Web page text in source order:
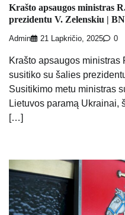
Krašto apsaugos ministras
prezidentu V. Zelenskiu |
Admin 21 Lapkričio, 2025 0
Krašto apsaugos
susitiko su šalies
Susitikimo metu ministras
Lietuvos paramą Ukrainai,
[…]